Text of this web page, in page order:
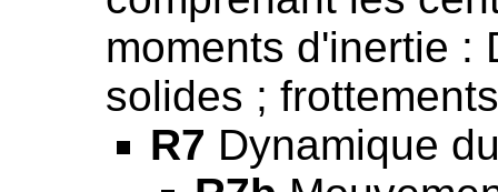
moments d'inertie :
solides ;
R7 Dynamique